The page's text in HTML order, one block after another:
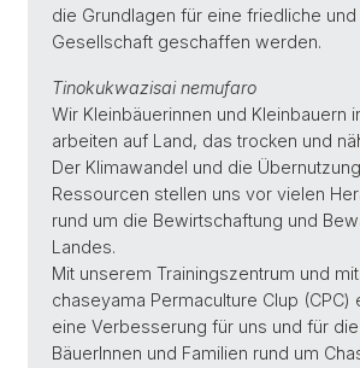
die Grundlagen für eine friedliche
Gesellschaft geschaffen werden.
Tinokukwazisai nemufaro
Wir Kleinbäuerinnen und Kleinbauern
arbeiten auf Land, das trocken und
Der Klimawandel und die
Ressourcen stellen uns vor vielen
rund um die Bewirtschaftung und
Landes.
Mit unserem Trainingszentrum und
chaseyama Permaculture Clup
eine Verbesserung für uns und für die
BäuerInnen und Familien rund um